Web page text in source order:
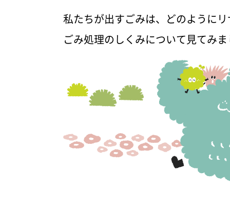
私たちが出すごみは、どのように
ごみ処理のしくみについて見てみ